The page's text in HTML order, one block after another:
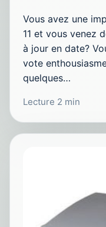
Vous avez une
11 et vous venez
à jour en date?
vote
quelques…
Lecture 2 min